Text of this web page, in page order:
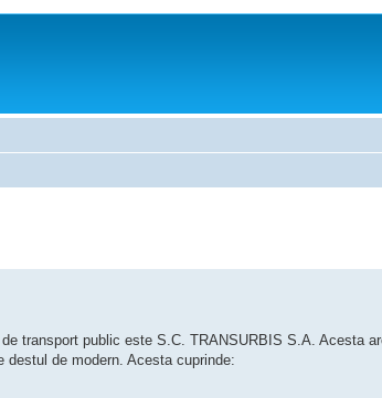
transport public este S.C. TRANSURBIS S.A. Acesta
de modern. Acesta cuprinde: